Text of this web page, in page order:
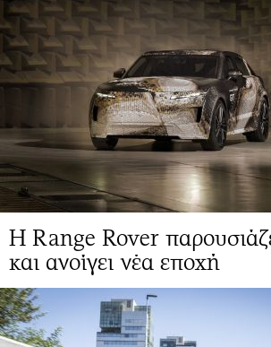
Η Range Rover
και ανοίγει νέα εποχή